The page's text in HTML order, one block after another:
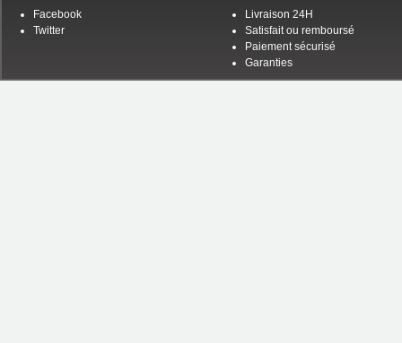
Facebook
Twitter
Livraison 24H
Satisfait ou remboursé
Paiement sécurisé
Garanties